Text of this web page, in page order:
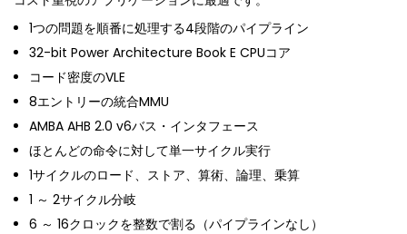
1つの問題を順番に処理する4段階のパイプライン
32-bit Power Architecture Book E CPUコア
コード密度のVLE
8エントリーの統合MMU
AMBA AHB 2.0 v6バス・インタフェース
ほとんどの命令に対して単一サイクル実行
1サイクルのロード、ストア、算術、論理、乗算
1 ～ 2サイクル分岐
6 ～ 16クロックを整数で割る（パイプラインなし）